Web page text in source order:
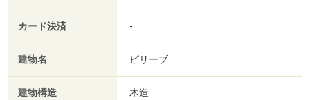
カード決済 -
建物名 ビリーブ
建物構造 木造